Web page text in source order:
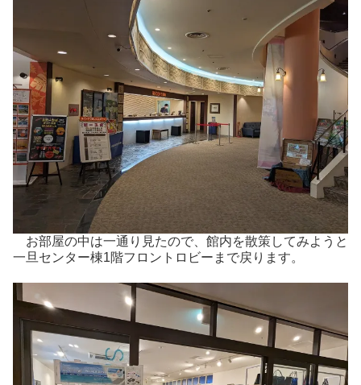
お部屋の中は一通り見たので、館内を散策してみようと
一旦センター棟1階フロントロビーまで戻ります。